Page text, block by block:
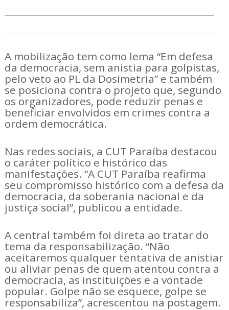
A mobilização tem como lema “Em defesa
da democracia, sem anistia para golpistas,
pelo veto ao PL da Dosimetria” e também
se posiciona contra o projeto que, segundo
os organizadores, pode reduzir penas e
beneficiar envolvidos em crimes contra a
ordem democrática.
Nas redes sociais, a CUT Paraíba destacou
o caráter político e histórico das
manifestações. “A CUT Paraíba reafirma
seu compromisso histórico com a defesa da
democracia, da soberania nacional e da
justiça social”, publicou a entidade.
A central também foi direta ao tratar do
tema da responsabilização. “Não
aceitaremos qualquer tentativa de anistiar
ou aliviar penas de quem atentou contra a
democracia, as instituições e a vontade
popular. Golpe não se esquece, golpe se
responsabiliza”, acrescentou na postagem.